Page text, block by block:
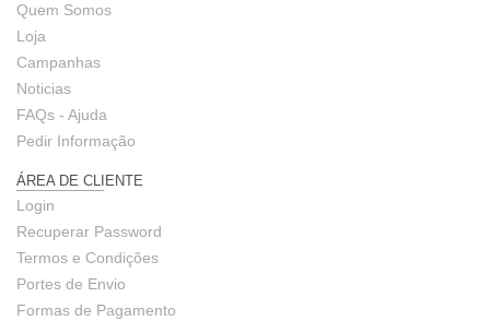
Quem Somos
Loja
Campanhas
Noticias
FAQs - Ajuda
Pedir Informação
ÁREA DE CLIENTE
Login
Recuperar Password
Termos e Condições
Portes de Envio
Formas de Pagamento